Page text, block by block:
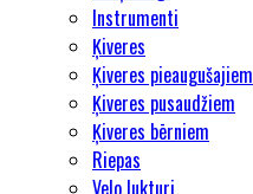
Instrumenti
Ķiveres
Ķiveres pieaugušajiem
Ķiveres pusaudžiem
Ķiveres bērniem
Riepas
Velo lukturi